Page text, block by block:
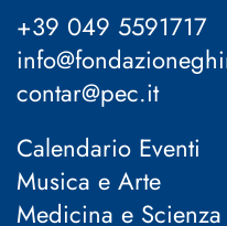
+39 049 5591717
contar@pec.it
Calendario Eventi
Musica e Arte
Medicina e Scienza